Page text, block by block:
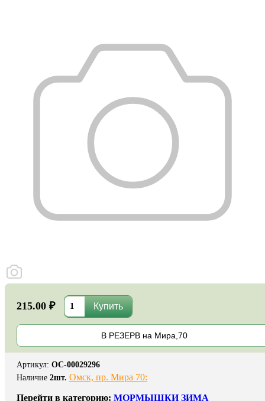
215.00 ₽
В РЕЗЕРВ на Мира,70
Артикул: ОС-00029296
Наличие 2шт. Омск, пр. Мира 70:
Перейти в категорию: МОРМЫШКИ ЗИМА